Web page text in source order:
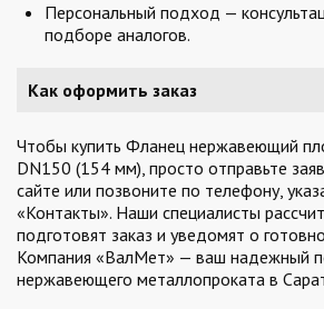
Персональный подход —
подборе аналогов.
Как оформить заказ
Чтобы купить Фланец нержавеющий
DN150 (154 мм), просто отправьте
сайте или позвоните по телефону,
«Контакты». Наши специалисты
подготовят заказ и уведомят о
Компания «ВалМет» — ваш надежный
нержавеющего металлопроката в